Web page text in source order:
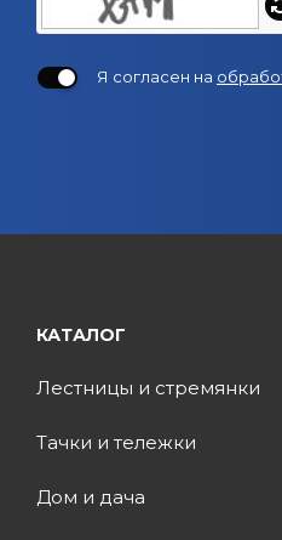
Я согласен на
КАТАЛОГ
Лестницы и стремянки
Тачки и тележки
Дом и дача